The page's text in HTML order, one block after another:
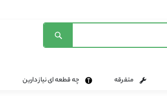
متفرقه چه قطعه ای نیاز دارین